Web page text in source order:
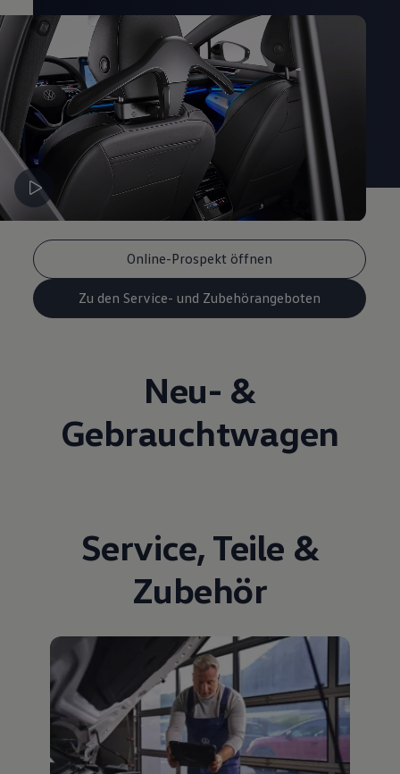
Online-Prospekt öffnen
Zu den Service- und Zubehörangeboten
Neu- &
Gebrauchtwagen
Service, Teile &
Zubehör